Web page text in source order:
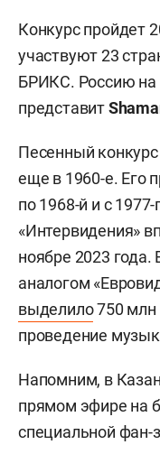
Конкурс пройдет
участвуют 23
БРИКС. Россию на
представит
Песенный
еще в 1960-е. Его
по 1968-й и с
«Интервидения»
ноябре 2023 года.
аналогом
выделило750 млн
проведение
Напомним, в
прямом эфире на
специальной фан-